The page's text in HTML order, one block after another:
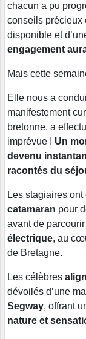
chacun a pu
conseils précieux
disponible et
engagement
Mais cette
Elle nous a
manifestement
bretonne, a
imprévue ! Un
devenu
racontés du
Les stagiaires ont
catamaran pour
avant de
électrique, au
de Bretagne.
Les célèbres
dévoilés d’une
Segway, offrant
nature et